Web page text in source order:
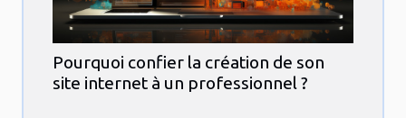
Pourquoi confier la création de son
site internet à un professionnel ?